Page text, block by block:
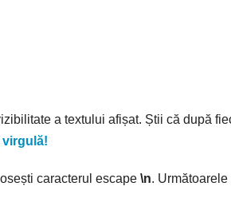
a textului afișat. Știi că după
virgulă!
caracterul escape \n. Următoarele